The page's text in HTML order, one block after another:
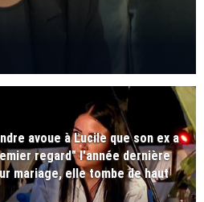
avoue à Lucile que son ex a
regard" l'année dernière
mariage, elle tombe de haut